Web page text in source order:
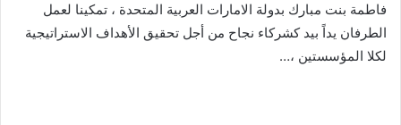
فاطمة بنت مبارك بدولة الامارات العربية المتحدة ، تمكينا لعمل
الطرفان يداً بيد كشركاء نجاح من أجل تحقيق الأهداف الاستراتيجية
لكلا المؤسستين ،…